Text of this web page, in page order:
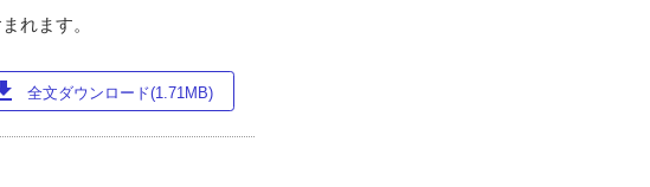
れます。
全文ダウンロード(1.71MB)